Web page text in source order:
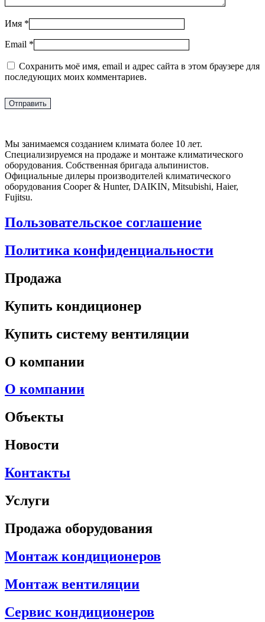
Имя *
Email *
Сохранить моё имя, email и адрес сайта в этом браузере для
последующих моих комментариев.
Мы занимаемся созданием климата более 10 лет.
Специализируемся на продаже и монтаже климатического
оборудования. Собственная бригада альпинистов.
Официальные дилеры производителей климатического
оборудования Cooper & Hunter, DAIKIN, Mitsubishi, Haier,
Fujitsu.
Пользовательское соглашение
Политика конфиденциальности
Продажа
Купить кондиционер
Купить систему вентиляции
О компании
О компании
Объекты
Новости
Контакты
Услуги
Продажа оборудования
Монтаж кондиционеров
Монтаж вентиляции
Сервис кондиционеров